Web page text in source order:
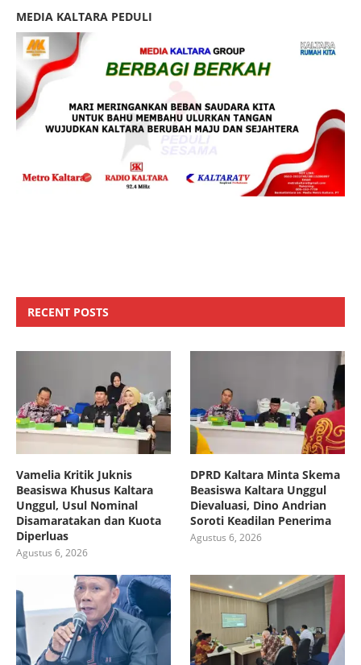
MEDIA KALTARA PEDULI
RECENT POSTS
Vamelia Kritik Juknis
Beasiswa Khusus Kaltara
Unggul, Usul Nominal
Disamaratakan dan Kuota
Diperluas
Agustus 6, 2026
DPRD Kaltara Minta Skema
Beasiswa Kaltara Unggul
Dievaluasi, Dino Andrian
Soroti Keadilan Penerima
Agustus 6, 2026